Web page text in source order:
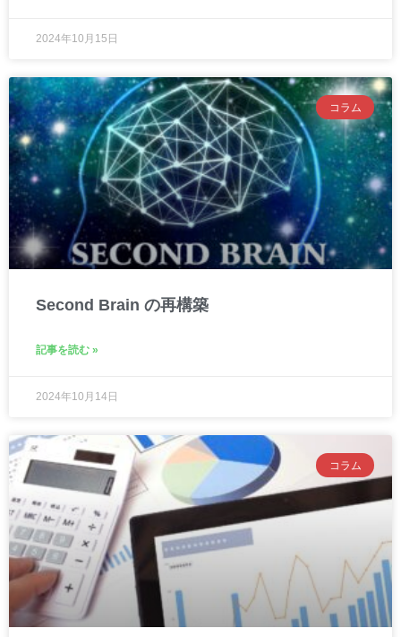
2024年10月15日
コラム
Second Brain の再構築
記事を読む »
2024年10月14日
コラム